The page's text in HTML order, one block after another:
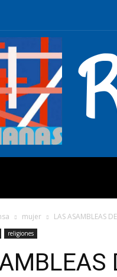
mujer LAS ASAMBLEAS
religiones